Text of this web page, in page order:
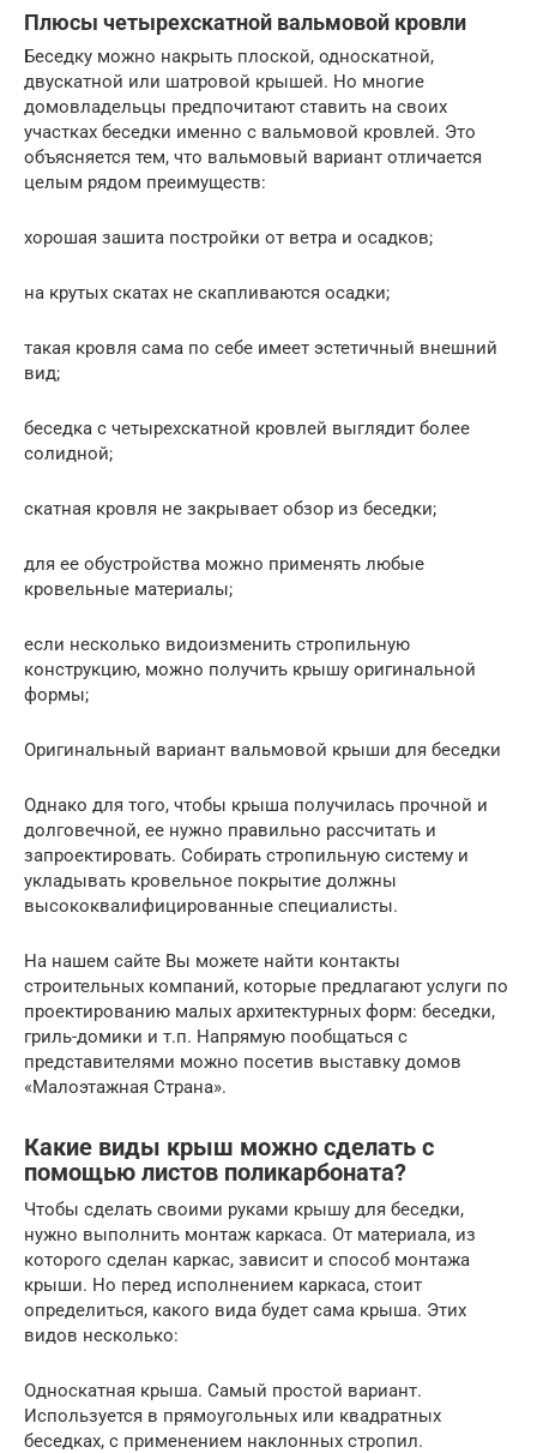
Плюсы четырехскатной вальмовой кровли
Беседку можно накрыть плоской, односкатной,
двускатной или шатровой крышей. Но многие
домовладельцы предпочитают ставить на своих
участках беседки именно с вальмовой кровлей. Это
объясняется тем, что вальмовый вариант отличается
целым рядом преимуществ:
хорошая зашита постройки от ветра и осадков;
на крутых скатах не скапливаются осадки;
такая кровля сама по себе имеет эстетичный внешний
вид;
беседка с четырехскатной кровлей выглядит более
солидной;
скатная кровля не закрывает обзор из беседки;
для ее обустройства можно применять любые
кровельные материалы;
если несколько видоизменить стропильную
конструкцию, можно получить крышу оригинальной
формы;
Оригинальный вариант вальмовой крыши для беседки
Однако для того, чтобы крыша получилась прочной и
долговечной, ее нужно правильно рассчитать и
запроектировать. Собирать стропильную систему и
укладывать кровельное покрытие должны
высококвалифицированные специалисты.
На нашем сайте Вы можете найти контакты
строительных компаний, которые предлагают услуги по
проектированию малых архитектурных форм: беседки,
гриль-домики и т.п. Напрямую пообщаться с
представителями можно посетив выставку домов
«Малоэтажная Страна».
Какие виды крыш можно сделать с
помощью листов поликарбоната?
Чтобы сделать своими руками крышу для беседки,
нужно выполнить монтаж каркаса. От материала, из
которого сделан каркас, зависит и способ монтажа
крыши. Но перед исполнением каркаса, стоит
определиться, какого вида будет сама крыша. Этих
видов несколько:
Односкатная крыша. Самый простой вариант.
Используется в прямоугольных или квадратных
беседках, с применением наклонных стропил.